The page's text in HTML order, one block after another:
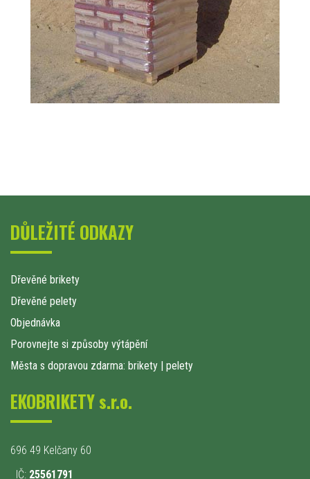
DŮLEŽITÉ ODKAZY
Dřevěné brikety
Dřevěné pelety
Objednávka
Porovnejte si způsoby výtápění
Města s dopravou zdarma: brikety | pelety
EKOBRIKETY s.r.o.
696 49 Kelčany 60
IČ: 25561791